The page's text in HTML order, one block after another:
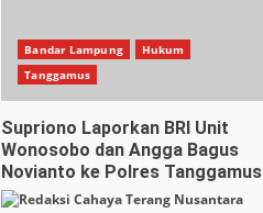
Bandar Lampung
Hukum
Tanggamus
Supriono Laporkan BRI Unit
Wonosobo dan Angga Bagus
Novianto ke Polres Tanggamus